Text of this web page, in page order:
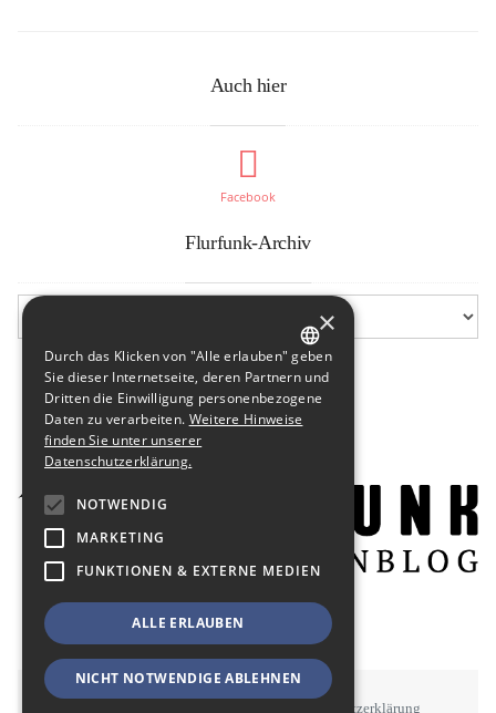
Auch hier
Facebook
Flurfunk-Archiv
Datenschutzerklärung
GERMAN
ENGLISH
×
Durch das Klicken von "Alle erlauben" geben
Sie dieser Internetseite, deren Partnern und
Dritten die Einwilligung personenbezogene
Daten zu verarbeiten. Weitere Hinweise
finden Sie unter unserer
Datenschutzerklärung.
NOTWENDIG
MARKETING
FUNKTIONEN & EXTERNE MEDIEN
ALLE ERLAUBEN
NICHT NOTWENDIGE ABLEHNEN